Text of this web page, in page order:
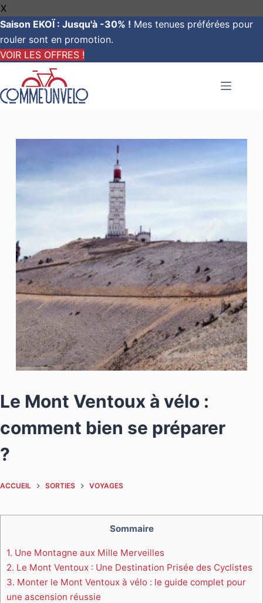
X
Saison EKOÏ : Jusqu'à -30% ! Mes tenues préférées pour
rouler sont en promotion.
VOIR LES OFFRES !
contenu
Le Mont Ventoux à vélo :
comment bien se préparer
?
ACCUEIL SORTIES VOYAGES
Sommaire
1. Une Montagne aux Mille Merveilles
2. Le Mont Ventoux : Une Destination Prisée des Cyclistes
3. Monter le Mont Ventoux à vélo : le guide complet pour
une ascension réussie